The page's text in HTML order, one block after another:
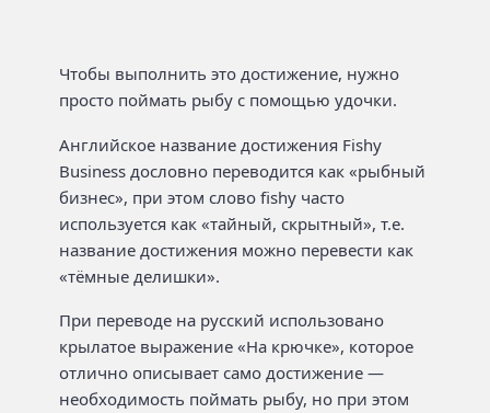
Чтобы выполнить это достижение, нужно
просто поймать рыбу с помощью удочки.
Английское название достижения Fishy
Business дословно переводится как «рыбный
бизнес», при этом слово fishy часто
используется как «тайный, скрытный», т.е.
название достижения можно перевести как
«тёмные делишки».
При переводе на русский использовано
крылатое выражение «На крючке», которое
отлично описывает само достижение —
необходимость поймать рыбу, но при этом